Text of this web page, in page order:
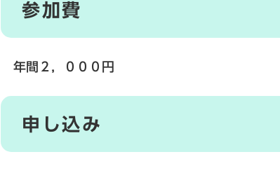
参加費
年間２，０００円
申し込み